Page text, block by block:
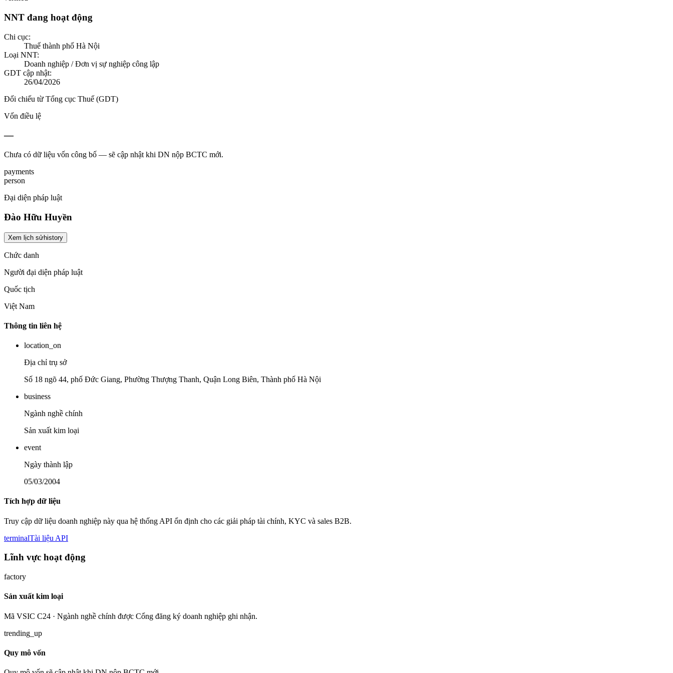
NNT đang hoạt động
Chi cục:
Thuế thành phố Hà Nội
Loại NNT:
Doanh nghiệp / Đơn vị sự nghiệp công lập
GDT cập nhật:
26/04/2026
Đối chiếu từ Tổng cục Thuế (GDT)
Vốn điều lệ
—
Chưa có dữ liệu vốn công bố — sẽ cập nhật khi DN nộp BCTC mới.
payments
person
Đại diện pháp luật
Đào Hữu Huyền
Xem lịch sửhistory
Chức danh
Người đại diện pháp luật
Quốc tịch
Việt Nam
Thông tin liên hệ
location_on
Địa chỉ trụ sở
Số 18 ngõ 44, phố Đức Giang, Phường Thượng Thanh, Quận Long Biên, Thành phố Hà Nội
business
Ngành nghề chính
Sản xuất kim loại
event
Ngày thành lập
05/03/2004
Tích hợp dữ liệu
Truy cập dữ liệu doanh nghiệp này qua hệ thống API ổn định cho các giải pháp tài chính, KYC và sales B2B.
terminalTài liệu API
Lĩnh vực hoạt động
factory
Sản xuất kim loại
Mã VSIC C24 · Ngành nghề chính được Cổng đăng ký doanh nghiệp ghi nhận.
trending_up
Quy mô vốn